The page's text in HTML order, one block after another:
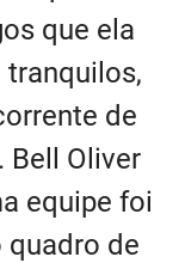
que ela
de
Bell Oliver
equipe foi
quadro de